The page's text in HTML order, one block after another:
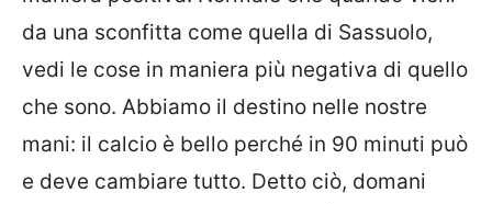
da una sconfitta come quella di Sassuolo,
vedi le cose in maniera più negativa di quello
che sono. Abbiamo il destino nelle nostre
mani: il calcio è bello perché in 90 minuti può
e deve cambiare tutto. Detto ciò, domani